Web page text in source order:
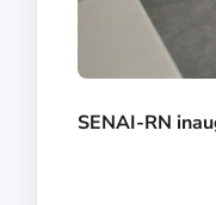
SENAI-RN